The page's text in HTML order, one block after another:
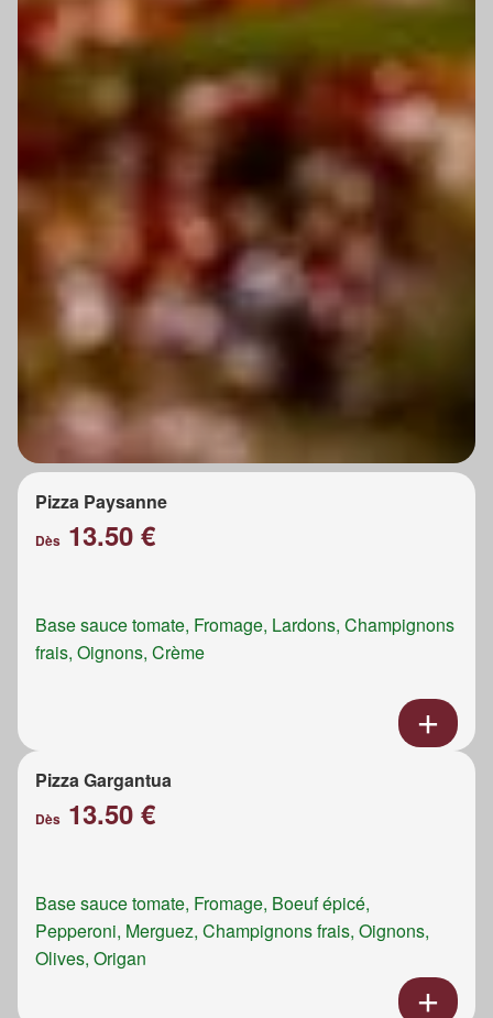
Pizza Paysanne
Dès 13.50 €
Base sauce tomate, Fromage, Lardons, Champignons
frais, Oignons, Crème
Pizza Gargantua
Dès 13.50 €
Base sauce tomate, Fromage, Boeuf épicé,
Pepperoni, Merguez, Champignons frais, Oignons,
Olives, Origan